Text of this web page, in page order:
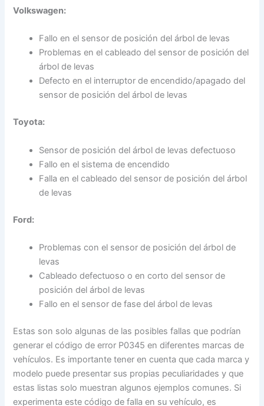
Volkswagen:
Fallo en el sensor de posición del árbol de levas
Problemas en el cableado del sensor de posición del
árbol de levas
Defecto en el interruptor de encendido/apagado del
sensor de posición del árbol de levas
Toyota:
Sensor de posición del árbol de levas defectuoso
Fallo en el sistema de encendido
Falla en el cableado del sensor de posición del árbol
de levas
Ford:
Problemas con el sensor de posición del árbol de
levas
Cableado defectuoso o en corto del sensor de
posición del árbol de levas
Fallo en el sensor de fase del árbol de levas
Estas son solo algunas de las posibles fallas que podrían
generar el código de error P0345 en diferentes marcas de
vehículos. Es importante tener en cuenta que cada marca y
modelo puede presentar sus propias peculiaridades y que
estas listas solo muestran algunos ejemplos comunes. Si
experimenta este código de falla en su vehículo, es